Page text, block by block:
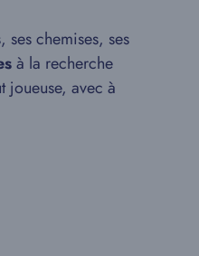
ses chemises, ses
à la recherche
joueuse, avec à